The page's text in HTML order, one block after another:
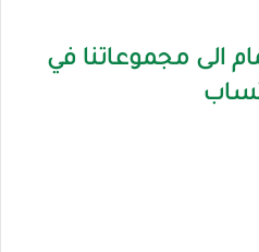
الى مجموعاتنا في